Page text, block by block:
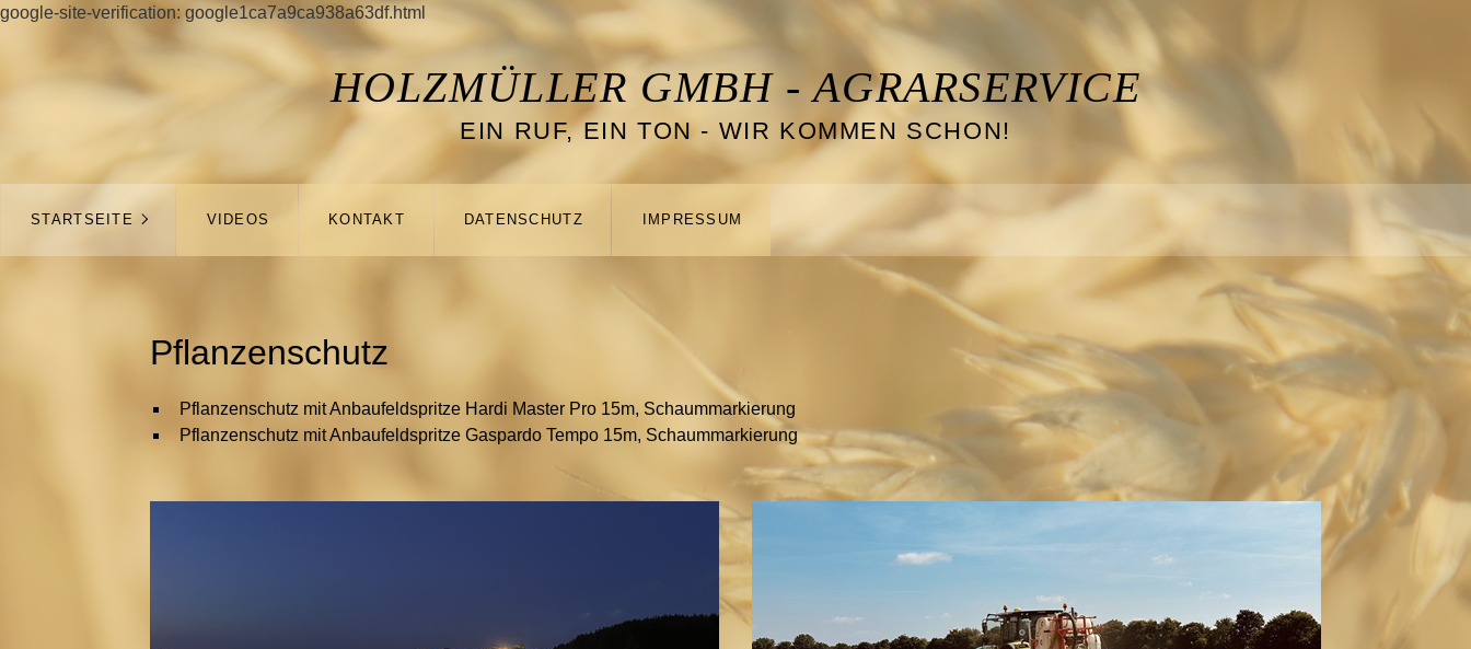
google-site-verification: google1ca7a9ca938a63df.html
HOLZMÜLLER GMBH - AGRARSERVICE
EIN RUF, EIN TON - WIR KOMMEN SCHON!
STARTSEITE VIDEOS KONTAKT DATENSCHUTZ IMPRESSUM
Pflanzenschutz
Pflanzenschutz mit Anbaufeldspritze Hardi Master Pro 15m, Schaummarkierung
Pflanzenschutz mit Anbaufeldspritze Gaspardo Tempo 15m, Schaummarkierung